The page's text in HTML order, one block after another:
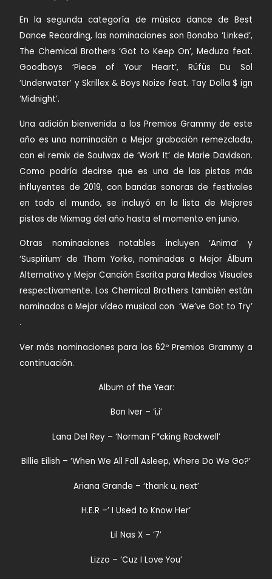
En la segunda categoría de música dance de Best
Dance Recording, las nominaciones son Bonobo ‘Linked’,
The Chemical Brothers ‘Got to Keep On’, Meduza feat.
Goodboys ‘Piece ofYour Heart’, Rüfüs Du Sol
‘Underwater’ y Skrillex & Boys Noize feat. Tay Dolla $ ign
‘Midnight’.
Una adición bienvenida a los Premios Grammy de este
año es una nominación a Mejor grabación remezclada,
con el remix de Soulwax de ‘Work It’ de Marie Davidson.
Como podría decirse que es una de las pistas más
influyentes de 2019, con bandas sonoras de festivales
en todo el mundo, se incluyó en la lista de Mejores
pistas de Mixmag del año hasta el momento en junio.
Otras nominaciones notables incluyen ‘Anima’ y
‘Suspirium’ de Thom Yorke, nominadas a Mejor Álbum
Alternativo y Mejor Canción Escrita para Medios Visuales
respectivamente. Los Chemical Brothers también están
nominados a Mejor vídeo musical con ‘We’ve Got to Try’
.
Ver más nominaciones para los 62º Premios Grammy a
continuación.
Album of the Year:
Bon Iver – ‘i,i’
Lana Del Rey – ‘Norman F*cking Rockwell’
Billie Eilish – ‘When We All Fall Asleep, Where Do We Go?’
Ariana Grande – ‘thank u, next’
H.E.R –’ I Used to Know Her’
Lil Nas X – ‘7’
Lizzo – ‘Cuz I Love You’